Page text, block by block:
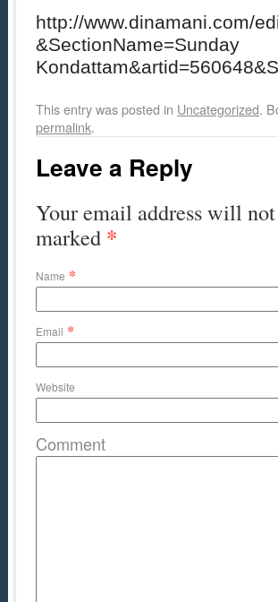
http://www.dinamani.com/
&SectionName=Sunday
This entry was posted in Uncategorized.
permalink.
Leave a Reply
Your email address will
marked *
Name *
Email *
Website
Comment